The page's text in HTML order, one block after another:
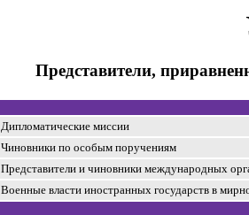
Представители,
Дипломатические миссии
Чиновники по особым поручениям
Представители и чиновники международных
Военные власти иностранных государств в